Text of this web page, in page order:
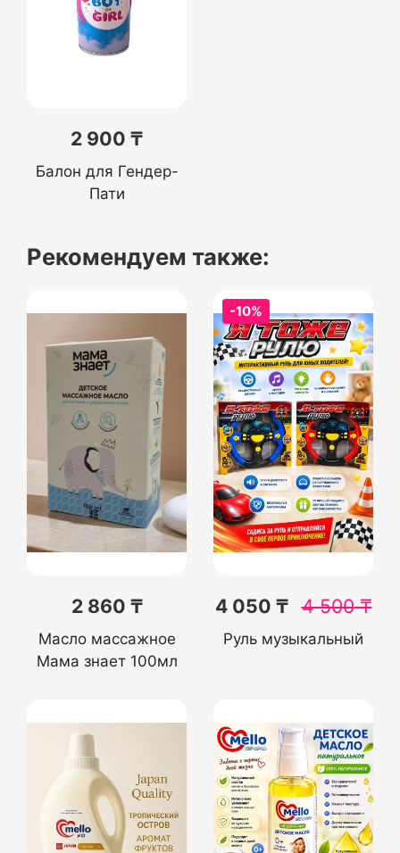
2 900 ₸
Балон для Гендер-
Пати
Рекомендуем также:
2 860 ₸
Масло массажное
Мама знает 100мл
-10%
4 050 ₸ 4 500₸
Руль музыкальный